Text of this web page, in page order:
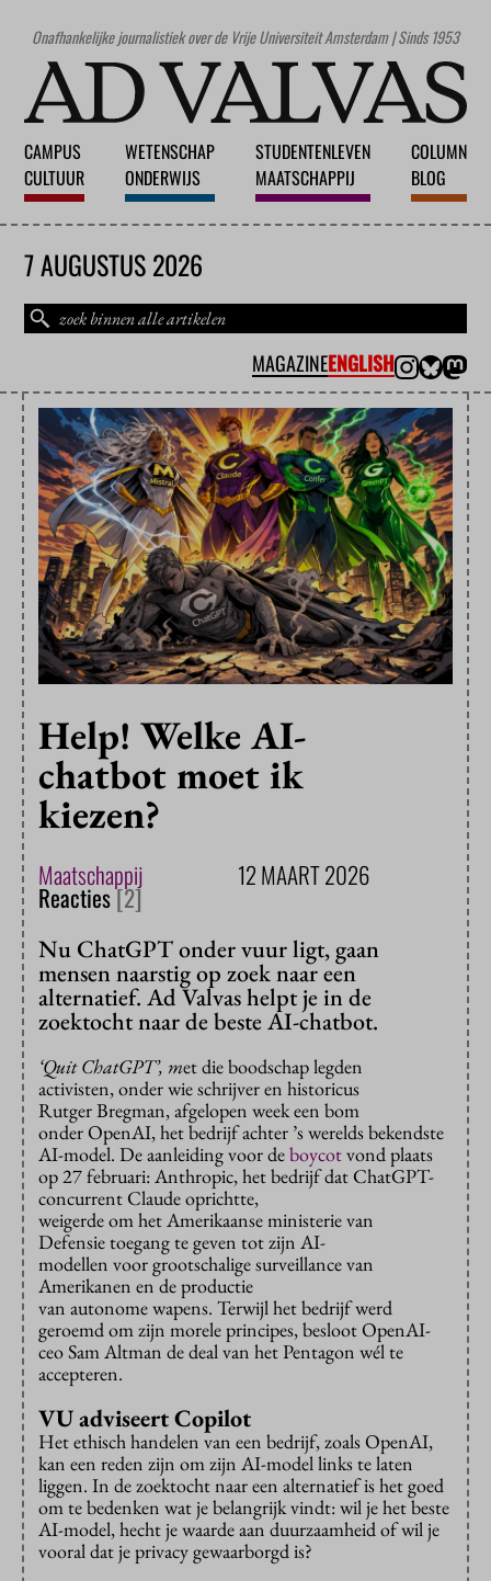
Onafhankelijke journalistiek over de Vrije Universiteit Amsterdam | Sinds 1953
CAMPUS
CULTUUR
WETENSCHAP
ONDERWIJS
STUDENTENLEVEN
MAATSCHAPPIJ
COLUMN
BLOG
7 AUGUSTUS 2026
MAGAZINEENGLISH
Help! Welke AI-
chatbot moet ik
kiezen?
Maatschappij 12 MAART 2026
Reacties[2]
Nu ChatGPT onder vuur ligt, gaan
mensen naarstig op zoek naar een
alternatief. Ad Valvas helpt je in de
zoektocht naar de beste AI-chatbot.
‘Quit ChatGPT’, met die boodschap legden
activisten, onder wie schrijver en historicus
Rutger Bregman, afgelopen week een bom
onder OpenAI, het bedrijf achter ’s werelds bekendste
AI-model. De aanleiding voor deboycotvond plaats
op 27 februari: Anthropic, het bedrijf dat ChatGPT-
concurrent Claude oprichtte,
weigerde om het Amerikaanse ministerie van
Defensie toegang te geven tot zijn AI-
modellen voor grootschalige surveillance van
Amerikanen en de productie
van autonome wapens. Terwijl het bedrijf werd
geroemd om zijn morele principes, besloot OpenAI-
ceo Sam Altman de deal van het Pentagon wél te
accepteren.
VU adviseert Copilot
Het ethisch handelen van een bedrijf, zoals OpenAI,
kan een reden zijn om zijn AI-model links te laten
liggen. In de zoektocht naar een alternatief is het goed
om te bedenken wat je belangrijk vindt: wil je het beste
AI-model, hecht je waarde aan duurzaamheid of wil je
vooral dat je privacy gewaarborgd is?